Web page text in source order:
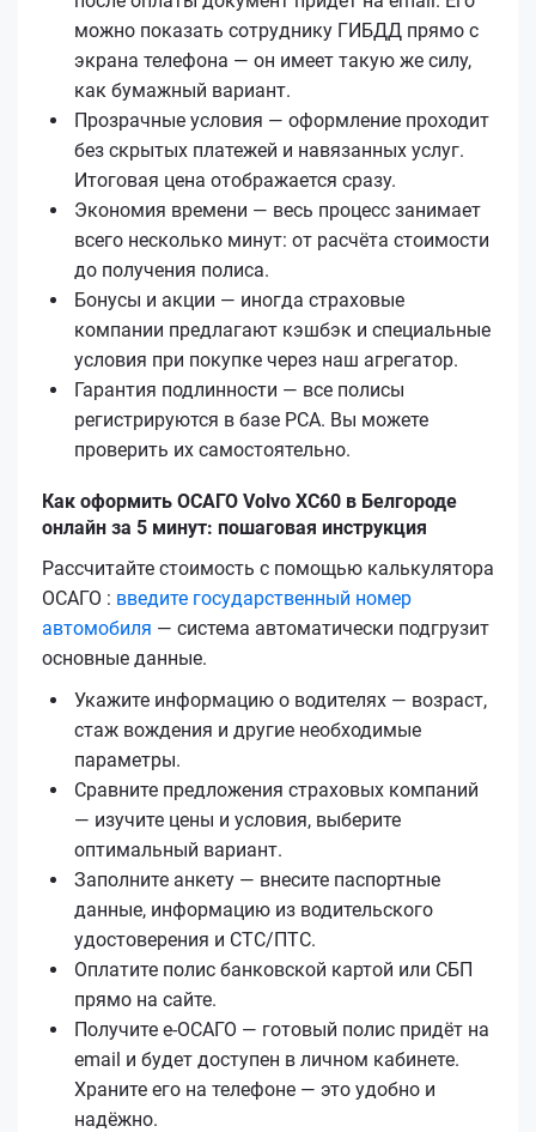
можно показать сотруднику ГИБДД прямо с
экрана телефона — он имеет такую же силу,
как бумажный вариант.
Прозрачные условия — оформление проходит
без скрытых платежей и навязанных услуг.
Итоговая цена отображается сразу.
Экономия времени — весь процесс занимает
всего несколько минут: от расчёта стоимости
до получения полиса.
Бонусы и акции — иногда страховые
компании предлагают кэшбэк и специальные
условия при покупке через наш агрегатор.
Гарантия подлинности — все полисы
регистрируются в базе РСА. Вы можете
проверить их самостоятельно.
Как оформить ОСАГО Volvo XC60 в Белгороде
онлайн за 5 минут: пошаговая инструкция
Рассчитайте стоимость с помощью калькулятора
ОСАГО : введите государственный номер
автомобиля — система автоматически подгрузит
основные данные.
Укажите информацию о водителях — возраст,
стаж вождения и другие необходимые
параметры.
Сравните предложения страховых компаний
— изучите цены и условия, выберите
оптимальный вариант.
Заполните анкету — внесите паспортные
данные, информацию из водительского
удостоверения и СТС/ПТС.
Оплатите полис банковской картой или СБП
прямо на сайте.
Получите е‑ОСАГО — готовый полис придёт на
email и будет доступен в личном кабинете.
Храните его на телефоне — это удобно и
надёжно.